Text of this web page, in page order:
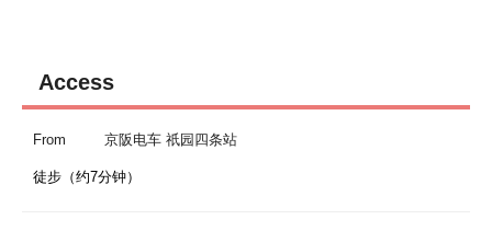
Access
From 京阪电车 祇园四条站
徒步（约7分钟）